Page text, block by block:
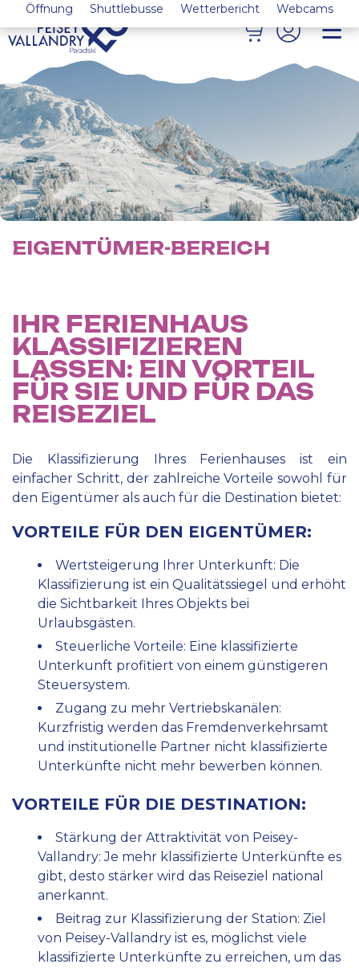
Öffnung Shuttlebusse Wetterbericht Webcams
EIGENTÜMER-BEREICH
IHR FERIENHAUS
KLASSIFIZIEREN
LASSEN: EIN VORTEIL
FÜR SIE UND FÜR DAS
REISEZIEL
Die Klassifizierung Ihres Ferienhauses ist ein
einfacher Schritt, der zahlreiche Vorteile sowohl für
den Eigentümer als auch für die Destination bietet:
VORTEILE FÜR DEN EIGENTÜMER:
Wertsteigerung Ihrer Unterkunft: Die
Klassifizierung ist ein Qualitätssiegel und erhöht
die Sichtbarkeit Ihres Objekts bei
Urlaubsgästen.
Steuerliche Vorteile: Eine klassifizierte
Unterkunft profitiert von einem günstigeren
Steuersystem.
Zugang zu mehr Vertriebskanälen:
Kurzfristig werden das Fremdenverkehrsamt
und institutionelle Partner nicht klassifizierte
Unterkünfte nicht mehr bewerben können.
VORTEILE FÜR DIE DESTINATION:
Stärkung der Attraktivität von Peisey-
Vallandry: Je mehr klassifizierte Unterkünfte es
gibt, desto stärker wird das Reiseziel national
anerkannt.
Beitrag zur Klassifizierung der Station: Ziel
von Peisey-Vallandry ist es, möglichst viele
klassifizierte Unterkünfte zu erreichen, um das